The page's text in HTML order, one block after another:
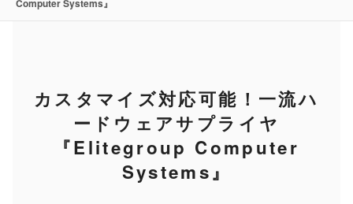
カスタマイズ対応可能！一流ハ
ードウェアサプライヤ
『Elitegroup Computer
Systems』